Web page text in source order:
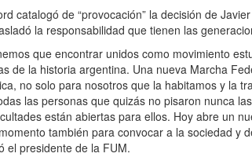
catalogó de “provocación” la decisión de
la responsabilidad que tienen las
que encontrar unidos como movimiento
de la historia argentina. Una nueva Marcha
no solo para nosotros que la habitamos y la
las personas que quizás no pisaron nunca
están abiertas para ellos. Hoy abre un
también para convocar a la sociedad y
el presidente de la FUM.